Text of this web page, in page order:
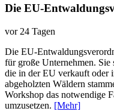
Die EU-
vor 24 Tagen
Die EU-
für große Unternehmen. Sie
die in der EU verkauft oder
abgeholzten Wäldern
Workshop das notwendige
umzusetzen. [Mehr]